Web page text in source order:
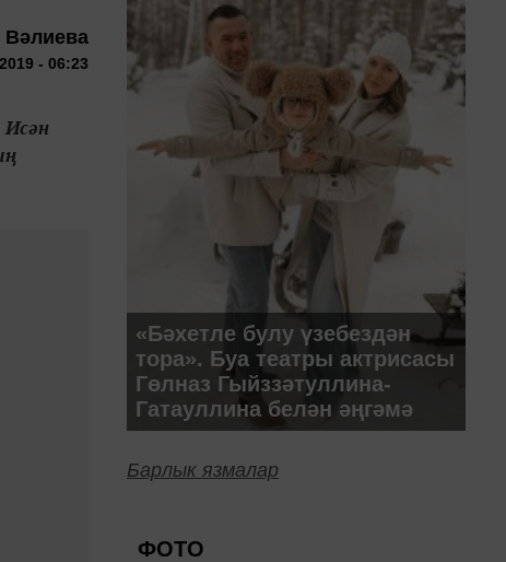
Вәлиева
- 06:23
«Бәхетле булу үзебездән
тора». Буа театры актрисасы
Гөлназ Гыйззәтуллина-
Гатауллина белән әңгәмә
Барлык язмалар
ФОТО